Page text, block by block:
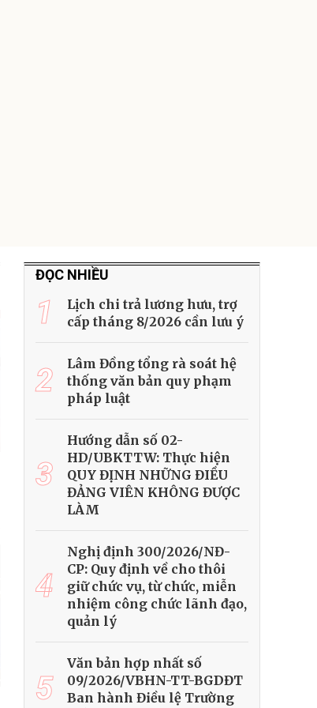
ĐỌC NHIỀU
1
Lịch chi trả lương hưu, trợ
cấp tháng 8/2026 cần lưu ý
2
Lâm Đồng tổng rà soát hệ
thống văn bản quy phạm
pháp luật
3
Hướng dẫn số 02-
HD/UBKTTW: Thực hiện
QUY ĐỊNH NHỮNG ĐIỀU
ĐẢNG VIÊN KHÔNG ĐƯỢC
LÀM
4
Nghị định 300/2026/NĐ-
CP: Quy định về cho thôi
giữ chức vụ, từ chức, miễn
nhiệm công chức lãnh đạo,
quản lý
5
Văn bản hợp nhất số
09/2026/VBHN-TT-BGDĐT
Ban hành Điều lệ Trường